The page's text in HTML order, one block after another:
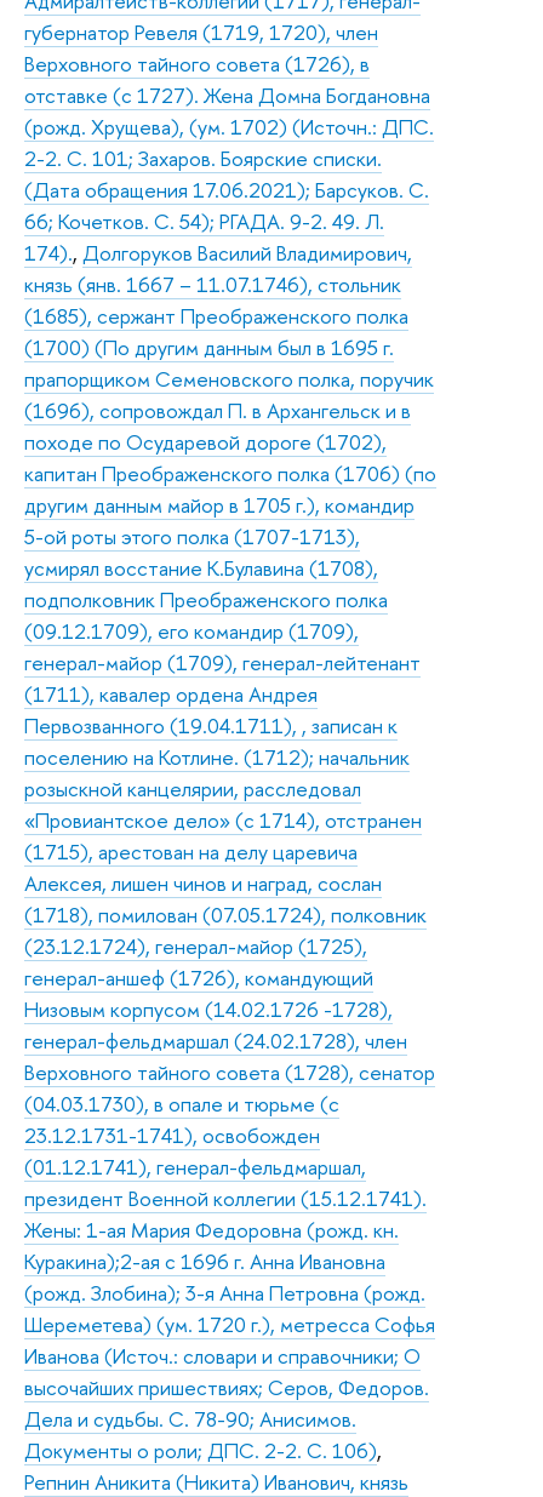
губернатор Ревеля (1719, 1720), член
Верховного тайного совета (1726), в
отставке (с 1727). Жена Домна Богдановна
(рожд. Хрущева), (ум. 1702) (Источн.: ДПС.
2-2. С. 101; Захаров. Боярские списки.
(Дата обращения 17.06.2021); Барсуков. С.
66; Кочетков. С. 54); РГАДА. 9-2. 49. Л.
174)., Долгоруков Василий Владимирович,
князь (янв. 1667 – 11.07.1746), стольник
(1685), сержант Преображенского полка
(1700) (По другим данным был в 1695 г.
прапорщиком Семеновского полка, поручик
(1696), сопровождал П. в Архангельск и в
походе по Осударевой дороге (1702),
капитан Преображенского полка (1706) (по
другим данным майор в 1705 г.), командир
5-ой роты этого полка (1707-1713),
усмирял восстание К.Булавина (1708),
подполковник Преображенского полка
(09.12.1709), его командир (1709),
генерал-майор (1709), генерал-лейтенант
(1711), кавалер ордена Андрея
Первозванного (19.04.1711), , записан к
поселению на Котлине. (1712); начальник
розыскной канцелярии, расследовал
«Провиантское дело» (с 1714), отстранен
(1715), арестован на делу царевича
Алексея, лишен чинов и наград, сослан
(1718), помилован (07.05.1724), полковник
(23.12.1724), генерал-майор (1725),
генерал-аншеф (1726), командующий
Низовым корпусом (14.02.1726 -1728),
генерал-фельдмаршал (24.02.1728), член
Верховного тайного совета (1728), сенатор
(04.03.1730), в опале и тюрьме (с
23.12.1731-1741), освобожден
(01.12.1741), генерал-фельдмаршал,
президент Военной коллегии (15.12.1741).
Жены: 1-ая Мария Федоровна (рожд. кн.
Куракина);2-ая с 1696 г. Анна Ивановна
(рожд. Злобина); 3-я Анна Петровна (рожд.
Шереметева) (ум. 1720 г.), метресса Софья
Иванова (Источ.: словари и справочники; О
высочайших пришествиях; Серов, Федоров.
Дела и судьбы. С. 78-90; Анисимов.
Документы о роли; ДПС. 2-2. С. 106),
Репнин Аникита (Никита) Иванович, князь